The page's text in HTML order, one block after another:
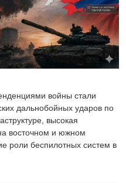
войны стали
дальнобойных ударов по
высокая
восточном и южном
роли беспилотных систем в